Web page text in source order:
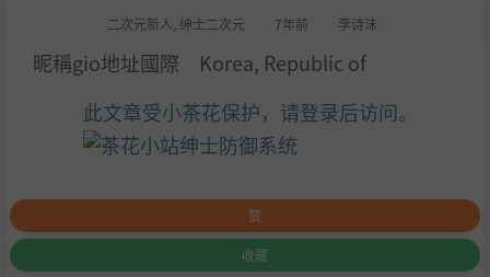
二次元新人 绅士二次元 7年前 李诗沫
昵稱gio地址國際 Korea, Republic of
此文章受小茶花保护，请登录后访问。
赞
收藏